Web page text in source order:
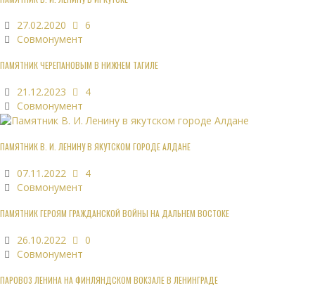
27.02.2020
6
Совмонумент
ПАМЯТНИК ЧЕРЕПАНОВЫМ В НИЖНЕМ ТАГИЛЕ
21.12.2023
4
Совмонумент
ПАМЯТНИК В. И. ЛЕНИНУ В ЯКУТСКОМ ГОРОДЕ АЛДАНЕ
07.11.2022
4
Совмонумент
ПАМЯТНИК ГЕРОЯМ ГРАЖДАНСКОЙ ВОЙНЫ НА ДАЛЬНЕМ ВОСТОКЕ
26.10.2022
0
Совмонумент
ПАРОВОЗ ЛЕНИНА НА ФИНЛЯНДСКОМ ВОКЗАЛЕ В ЛЕНИНГРАДЕ